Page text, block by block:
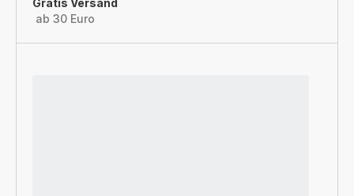
ab 30 Euro